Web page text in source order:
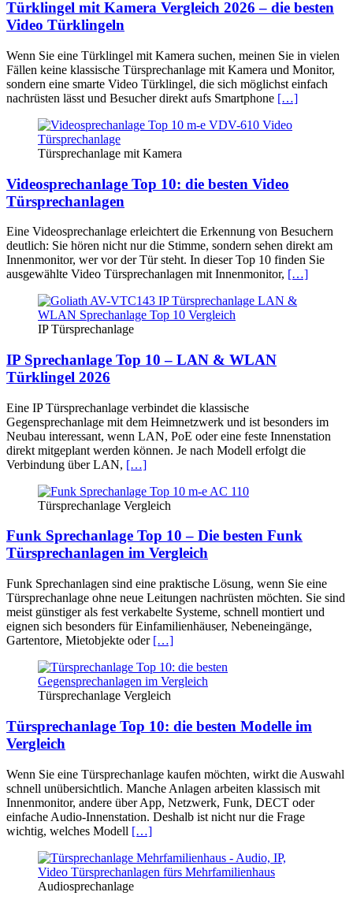
Türklingel mit Kamera Vergleich 2026 – die besten
Video Türklingeln
Wenn Sie eine Türklingel mit Kamera suchen, meinen Sie in vielen
Fällen keine klassische Türsprechanlage mit Kamera und Monitor,
sondern eine smarte Video Türklingel, die sich möglichst einfach
nachrüsten lässt und Besucher direkt aufs Smartphone […]
Türsprechanlage mit Kamera
Videosprechanlage Top 10: die besten Video
Türsprechanlagen
Eine Videosprechanlage erleichtert die Erkennung von Besuchern
deutlich: Sie hören nicht nur die Stimme, sondern sehen direkt am
Innenmonitor, wer vor der Tür steht. In dieser Top 10 finden Sie
ausgewählte Video Türsprechanlagen mit Innenmonitor, […]
IP Türsprechanlage
IP Sprechanlage Top 10 – LAN & WLAN
Türklingel 2026
Eine IP Türsprechanlage verbindet die klassische
Gegensprechanlage mit dem Heimnetzwerk und ist besonders im
Neubau interessant, wenn LAN, PoE oder eine feste Innenstation
direkt mitgeplant werden können. Je nach Modell erfolgt die
Verbindung über LAN, […]
Türsprechanlage Vergleich
Funk Sprechanlage Top 10 – Die besten Funk
Türsprechanlagen im Vergleich
Funk Sprechanlagen sind eine praktische Lösung, wenn Sie eine
Türsprechanlage ohne neue Leitungen nachrüsten möchten. Sie sind
meist günstiger als fest verkabelte Systeme, schnell montiert und
eignen sich besonders für Einfamilienhäuser, Nebeneingänge,
Gartentore, Mietobjekte oder […]
Türsprechanlage Vergleich
Türsprechanlage Top 10: die besten Modelle im
Vergleich
Wenn Sie eine Türsprechanlage kaufen möchten, wirkt die Auswahl
schnell unübersichtlich. Manche Anlagen arbeiten klassisch mit
Innenmonitor, andere über App, Netzwerk, Funk, DECT oder
einfache Audio-Innenstation. Deshalb ist nicht nur die Frage
wichtig, welches Modell […]
Audiosprechanlage